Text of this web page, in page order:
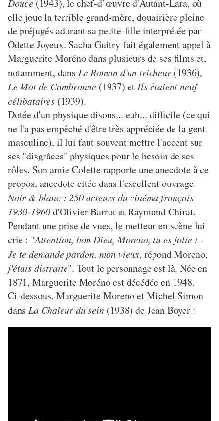
Douce (1943), le chef-d’œuvre d'Autant-Lara, où
elle joue la terrible grand-mère, douairière pleine
de préjugés adorant sa petite-fille interprétée par
Odette Joyeux. Sacha Guitry fait également appel à
Marguerite Moréno dans plusieurs de ses films et,
notamment, dans Le Roman d'un tricheur (1936),
Le Mot de Cambronne (1937) et Ils étaient neuf
célibataires (1939).
Dotée d'un physique disons... euh... difficile (ce qui
ne l'a pas empêché d'être très appréciée de la gent
masculine), il lui faut souvent mettre l'accent sur
ses "disgrâces" physiques pour le besoin de ses
rôles. Son amie Colette rapporte une anecdote à ce
propos, anecdote citée dans l'excellent ouvrage
Noir & blanc : 250 acteurs du cinéma français
1930-1960d'Olivier Barrot et Raymond Chirat.
Pendant une prise de vues, le metteur en scène lui
crie : "Attention, bon Dieu, Moreno, tu es jolie ! -
Je te demande pardon, mon vieux, répond Moreno,
j'étais distraite". Tout le personnage est là. Née en
1871, Marguerite Moréno est décédée en 1948.
Ci-dessous, Marguerite Moreno et Michel Simon
dans La Chaleur du sein (1938) de Jean Boyer :